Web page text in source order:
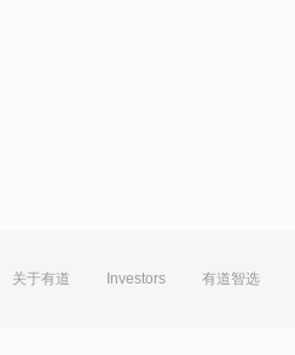
关于有道 Investors 有道智选